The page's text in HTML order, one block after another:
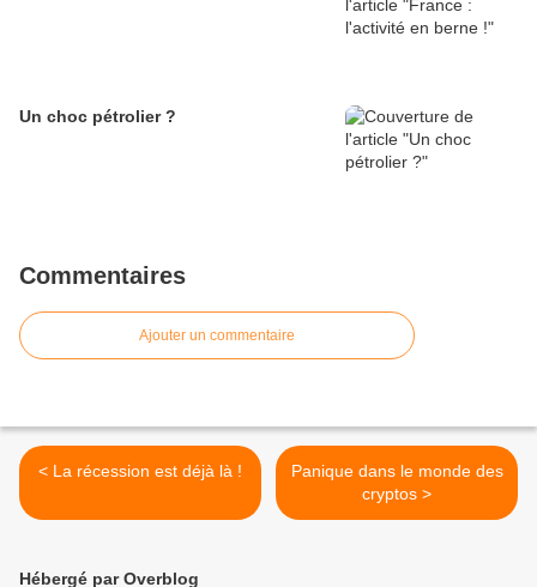
Un choc pétrolier ?
Commentaires
Ajouter un commentaire
< La récession est déjà là !
Panique dans le monde des
cryptos >
Hébergé par Overblog